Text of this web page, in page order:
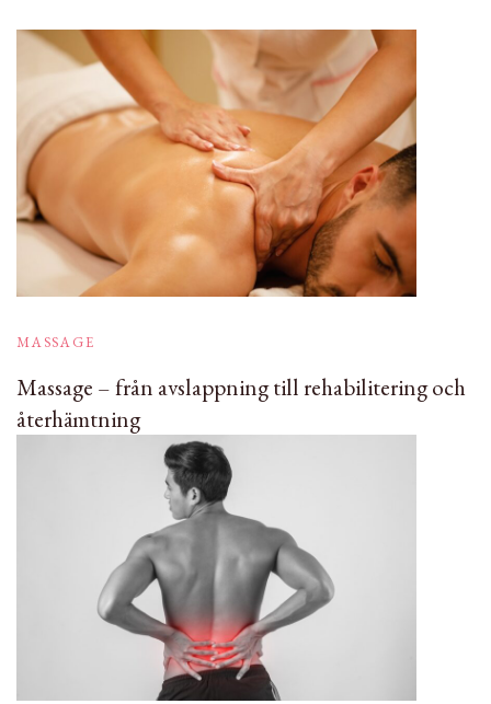
MASSAGE
Massage – från avslappning till rehabilitering och
återhämtning